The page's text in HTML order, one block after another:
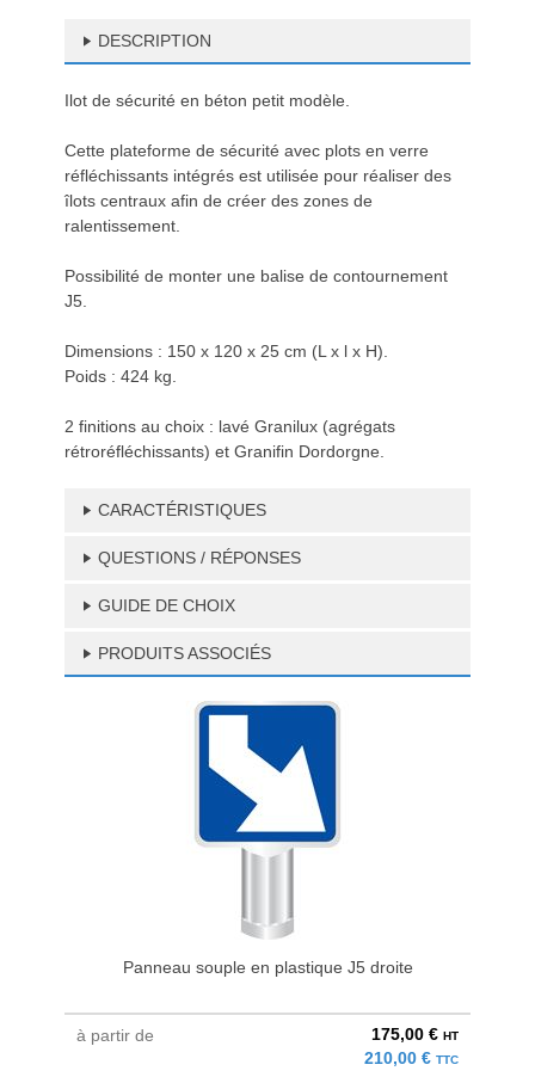
DESCRIPTION
Ilot de sécurité en béton petit modèle.
Cette plateforme de sécurité avec plots en verre
réfléchissants intégrés est utilisée pour réaliser des
îlots centraux afin de créer des zones de
ralentissement.
Possibilité de monter une balise de contournement
J5.
Dimensions : 150 x 120 x 25 cm (L x l x H).
Poids : 424 kg.
2 finitions au choix : lavé Granilux (agrégats
rétroréfléchissants) et Granifin Dordorgne.
CARACTÉRISTIQUES
QUESTIONS / RÉPONSES
GUIDE DE CHOIX
PRODUITS ASSOCIÉS
Panneau souple en plastique J5 droite
à partir de 175,00 € HT
210,00 € TTC